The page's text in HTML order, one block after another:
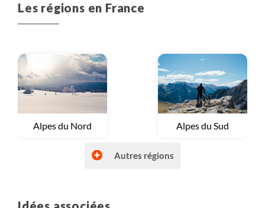
Les régions en France
Voyage
Alpes du Nord Voyage
Alpes du Sud
Autres régions